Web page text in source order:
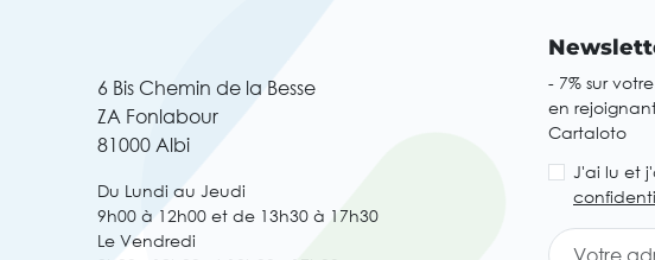
6 Bis Chemin de la Besse
ZA Fonlabour
81000 Albi
Du Lundi au Jeudi
9h00 à 12h00 et de 13h30 à 17h30
Le Vendredi
- 7% sur
en
Cartaloto
J'ai lu et